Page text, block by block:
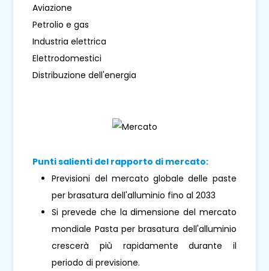
Aviazione
Petrolio e gas
Industria elettrica
Elettrodomestici
Distribuzione dell'energia
Punti salienti del rapporto di mercato:
Previsioni del mercato globale delle paste
per brasatura dell'alluminio fino al 2033
Si prevede che la dimensione del mercato
mondiale Pasta per brasatura dell'alluminio
crescerà più rapidamente durante il
periodo di previsione.